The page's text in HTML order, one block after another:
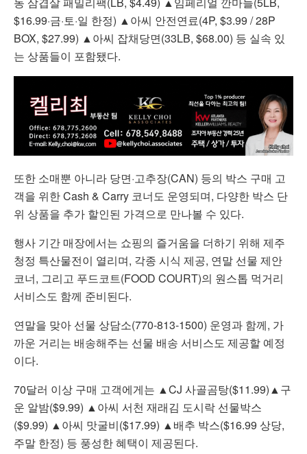
$16.99·금·토·일 한정) ▲아씨 안전연료(4P, $3.99 / 28P
BOX, $27.99) ▲아씨 잡채당면(33LB, $68.00) 등 실속 있
는 상품들이 포함됐다.
또한 소매뿐 아니라 당면·고추장(CAN) 등의 박스 구매 고
객을 위한 Cash & Carry 코너도 운영되며, 다양한 박스 단
위 상품을 추가 할인된 가격으로 만나볼 수 있다.
행사 기간 매장에서는 쇼핑의 즐거움을 더하기 위해 제주
청정 특산물전이 열리며, 각종 시식 제공, 연말 선물 제안
코너, 그리고 푸드코트(FOOD COURT)의 원스톱 먹거리
서비스도 함께 준비된다.
연말을 맞아 선물 상담소(770-813-1500) 운영과 함께, 가
까운 거리는 배송해주는 선물 배송 서비스도 제공할 예정
이다.
70달러 이상 구매 고객에게는 ▲CJ 사골곰탕($11.99)▲구
운 알밤($9.99) ▲아씨 서천 재래김 도시락 선물박스
($9.99) ▲아씨 맛굴비($17.99) ▲배추 박스($16.99 상당,
주말 한정) 등 풍성한 혜택이 제공된다.